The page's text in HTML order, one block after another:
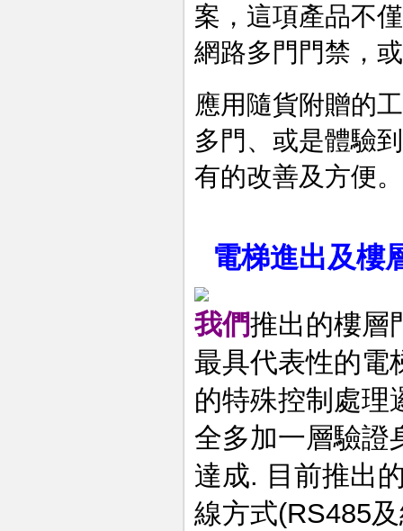
案，這項產品不
網路多門門禁，
應用隨貨附贈的
多門、或是體驗
有的改善及方便。
電梯進出及樓
我們推出的樓層
最具代表性的電
的特殊控制處理
全多加一層驗證
達成. 目前推出
線方式(RS485